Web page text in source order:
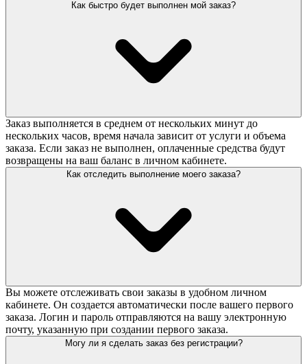
Как быстро будет выполнен мой заказ?
Заказ выполняется в среднем от нескольких минут до
нескольких часов, время начала зависит от услуги и объема
заказа. Если заказ не выполнен, оплаченные средства будут
возвращены на ваш баланс в личном кабинете.
Как отследить выполнение моего заказа?
Вы можете отслеживать свои заказы в удобном личном
кабинете. Он создается автоматически после вашего первого
заказа. Логин и пароль отправляются на вашу электронную
почту, указанную при создании первого заказа.
Могу ли я сделать заказ без регистрации?